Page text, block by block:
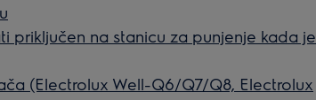
priključen na stanicu za punjenje kada je
(Electrolux Well-Q6/Q7/Q8, Electrolux